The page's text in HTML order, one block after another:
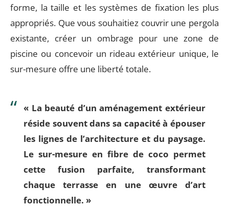
forme, la taille et les systèmes de fixation les plus
appropriés. Que vous souhaitiez couvrir une pergola
existante, créer un ombrage pour une zone de
piscine ou concevoir un rideau extérieur unique, le
sur-mesure offre une liberté totale.
« La beauté d’un aménagement extérieur
réside souvent dans sa capacité à épouser
les lignes de l’architecture et du paysage.
Le sur-mesure en fibre de coco permet
cette fusion parfaite, transformant
chaque terrasse en une œuvre d’art
fonctionnelle. »